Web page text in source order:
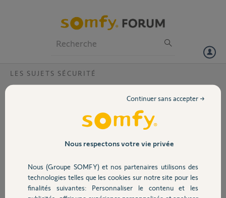
Volet
Sécurité
LES SUJETS SÉCURITÉ
Connexion à distance : code IP non détecté
Bonjour,
Suite à l'achat de ma
maison, j'ai récupéré (de
alarme Somfy
Protexiom.
Nous respectons votre vie privée
Nous (Groupe SOMFY) et nos partenaires utilisons des
technologies telles que les cookies sur notre site pour les
finalités suivantes: Personnaliser le contenu et les
Continuer sans accepter →